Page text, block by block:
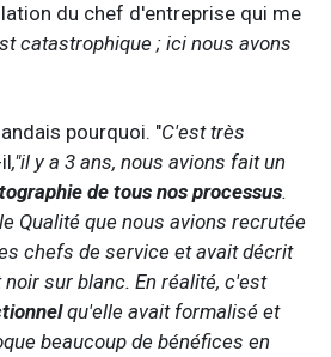
du chef d'entreprise qui me
catastrophique ; ici nous avons
pourquoi. "C'est très
,"il y a 3 ans, nous avions fait un
de tous nos processus.
Qualité que nous avions recrutée
chefs de service et avait décrit
sur blanc. En réalité, c'est
qu'elle avait formalisé et
beaucoup de bénéfices en